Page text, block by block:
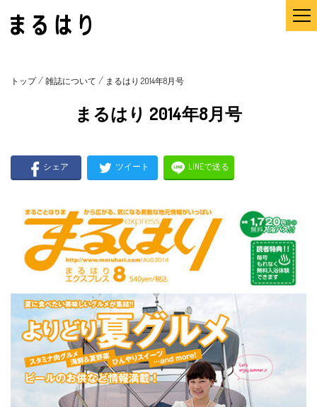
トップ/ 雑誌について / まるはり 2014年8月号
まるはり 2014年8月号
シェア ツイート LINEで送る